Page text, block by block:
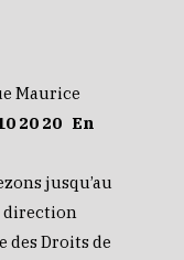
Maurice
20 20 En
jusqu’au
direction
des Droits de